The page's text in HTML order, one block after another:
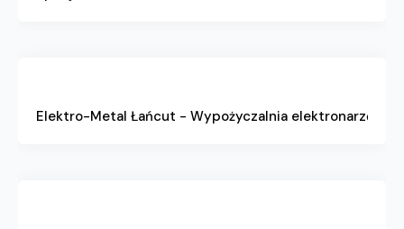
Elektro-Metal Łańcut - Wypożyczalnia elektronarzędzi